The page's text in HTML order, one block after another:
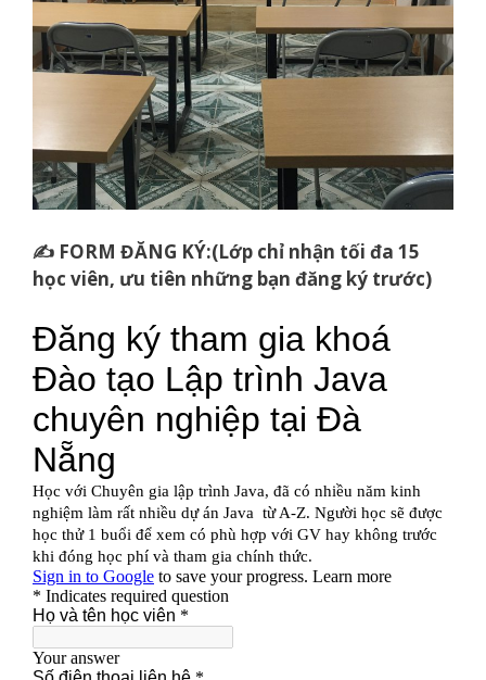
✍️ FORM ĐĂNG KÝ:(Lớp chỉ nhận tối đa 15
học viên, ưu tiên những bạn đăng ký trước)